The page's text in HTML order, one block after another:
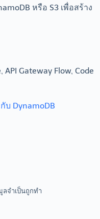
หรือ S3 เพื่อสร้าง
Gateway Flow, Code
บ DynamoDB
ลจำเป็นถูกทำ